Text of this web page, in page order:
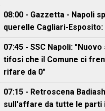
08:00 - Gazzetta - Napoli
querelle Cagliari-
07:45 - SSC Napoli:
tifosi che il Comune ci
rifare da 0"
07:15 - Retroscena
sull'affare da tutte le parti